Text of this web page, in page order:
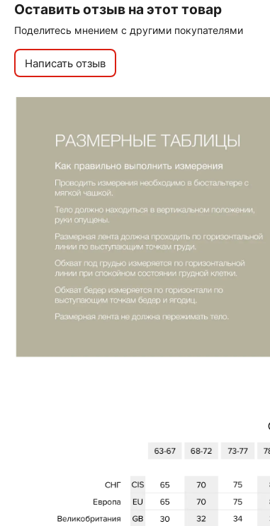
Оставить отзыв на этот товар
Поделитесь мнением с другими покупателями
Написать отзыв